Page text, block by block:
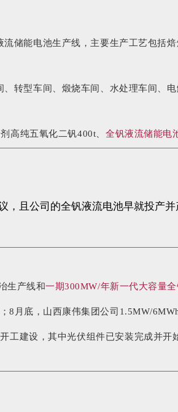
储能电池生产线，主要生产工艺包括
转型车间、煅烧车间、水处理车间、
高纯五氧化二钒400t、 全钒液流储能电
且公司的全钒液流电池早就投产并
生产线和一期300MW/年新一代大容量
8月底，山西康伟集团公司1.5MW/
工建设，其中光伏组件已安装完成并开